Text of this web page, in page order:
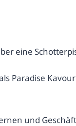
eine
Paradise
und